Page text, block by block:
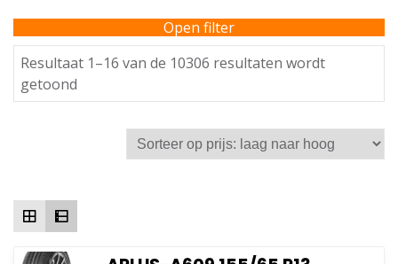
Open filter
Resultaat 1–16 van de 10306 resultaten wordt
getoond
op